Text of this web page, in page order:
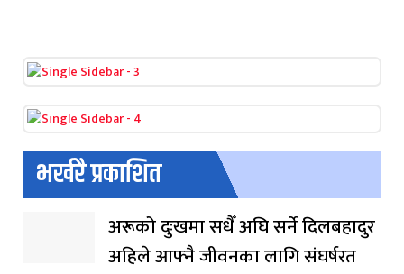
भर्खरै प्रकाशित
अरूको दुःखमा सधैँ अघि सर्ने दिलबहादुर
अहिले आफ्नै जीवनका लागि संघर्षरत